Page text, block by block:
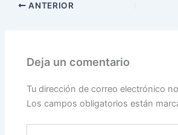
ANTERIOR
Deja un comentario
Tu dirección de correo electrónico
Los campos obligatorios están